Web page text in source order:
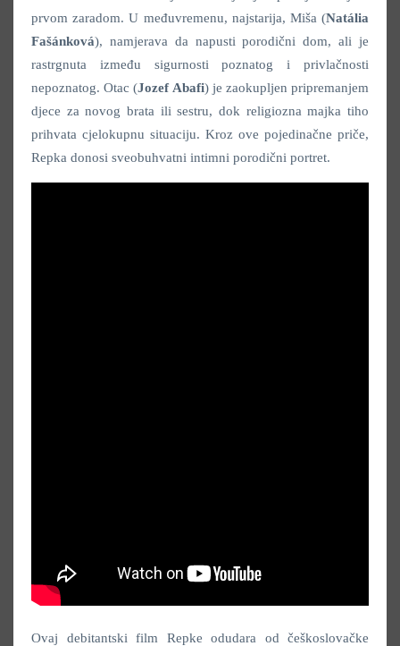
prvom zaradom. U međuvremenu, najstarija, Miša (Natália
Fašánková), namjerava da napusti porodični dom, ali je
rastrgnuta između sigurnosti poznatog i privlačnosti
nepoznatog. Otac (Jozef Abafi) je zaokupljen pripremanjem
djece za novog brata ili sestru, dok religiozna majka tiho
prihvata cjelokupnu situaciju. Kroz ove pojedinačne priče,
Repka donosi sveobuhvatni intimni porodični portret.
Ovaj debitantski film Repke odudara od češkoslovačke